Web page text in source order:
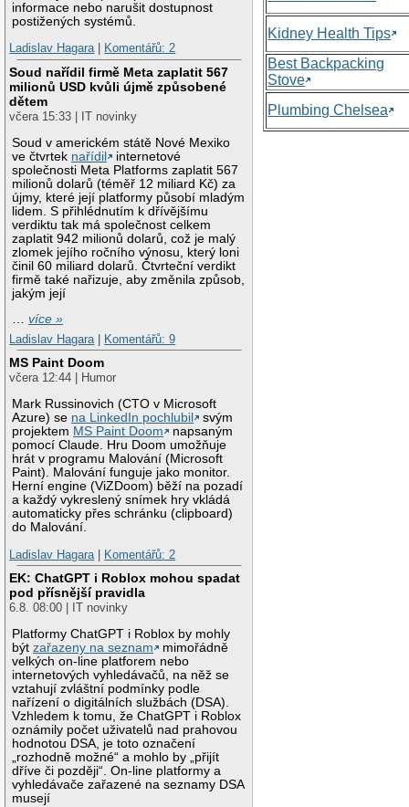
informace nebo narušit dostupnost
postižených systémů.
Ladislav Hagara| Komentářů: 2
Soud nařídil firmě Meta zaplatit 567
milionů USD kvůli újmě způsobené
dětem
včera 15:33 | IT novinky
Soud v americkém státě Nové Mexiko
ve čtvrtek nařídil
internetové
společnosti Meta Platforms zaplatit 567
milionů dolarů (téměř 12 miliard Kč) za
újmy, které její platformy působí mladým
lidem. S přihlédnutím k dřívějšímu
verdiktu tak má společnost celkem
zaplatit 942 milionů dolarů, což je malý
zlomek jejího ročního výnosu, který loni
činil 60 miliard dolarů. Čtvrteční verdikt
firmě také nařizuje, aby změnila způsob,
jakým její
…více »
Ladislav Hagara
Komentářů: 9
MS Paint Doom
včera 12:44 | Humor
Mark Russinovich (CTO v Microsoft
Azure) se na LinkedIn pochlubil
svým
projektem MS Paint Doom
napsaným
pomocí Claude. Hru Doom umožňuje
hrát v programu Malování (Microsoft
Paint). Malování funguje jako monitor.
Herní engine (ViZDoom) běží na pozadí
a každý vykreslený snímek hry vkládá
automaticky přes schránku (clipboard)
do Malování.
Ladislav Hagara
Komentářů: 2
EK: ChatGPT i Roblox mohou spadat
pod přísnější pravidla
6.8. 08:00 | IT novinky
Platformy ChatGPT i Roblox by mohly
býtzařazeny na seznam
mimořádně
velkých on-line platforem nebo
internetových vyhledávačů, na něž se
vztahují zvláštní podmínky podle
nařízení o digitálních službách (DSA).
Vzhledem k tomu, že ChatGPT i Roblox
oznámily počet uživatelů nad prahovou
hodnotou DSA, je toto označení
„rozhodně možné“ a mohlo by „přijít
dříve či později“. On-line platformy a
vyhledávače zařazené na seznamy DSA
musejí
Kidney Health Tips
Best Backpacking
Stove
Plumbing Chelsea